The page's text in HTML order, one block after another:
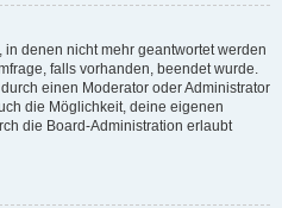
denen nicht mehr geantwortet werden
falls vorhanden, beendet wurde.
einen Moderator oder Administrator
die Möglichkeit, deine eigenen
die Board-Administration erlaubt